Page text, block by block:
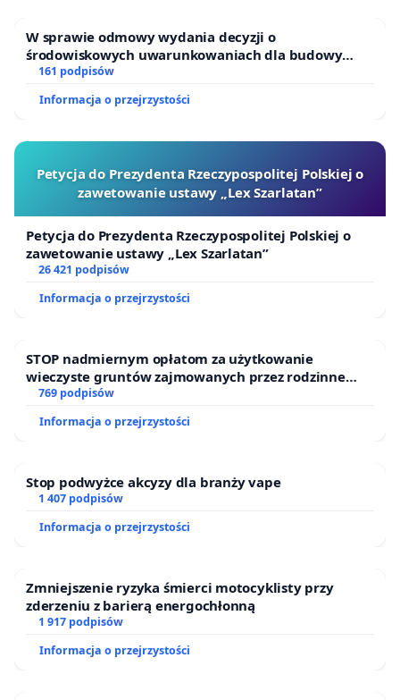
W sprawie odmowy wydania decyzji o
środowiskowych uwarunkowaniach dla budowy
zakładu wytwarzania biometanu „Krynki” w
Puszczy Knyszyńskiej
161 podpisów
Informacja o przejrzystości
Petycja do Prezydenta Rzeczypospolitej Polskiej o
zawetowanie ustawy „Lex Szarlatan”
Petycja do Prezydenta Rzeczypospolitej Polskiej o
zawetowanie ustawy „Lex Szarlatan”
26 421 podpisów
Informacja o przejrzystości
STOP nadmiernym opłatom za użytkowanie
wieczyste gruntów zajmowanych przez rodzinne
ogrody działkowe.
769 podpisów
Informacja o przejrzystości
Stop podwyżce akcyzy dla branży vape
1 407 podpisów
Informacja o przejrzystości
Zmniejszenie ryzyka śmierci motocyklisty przy
zderzeniu z barierą energochłonną
1 917 podpisów
Informacja o przejrzystości